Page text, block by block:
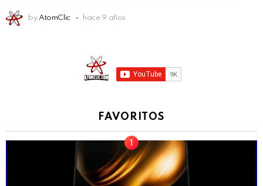
by AtomClic hace 9 años
FAVORITOS